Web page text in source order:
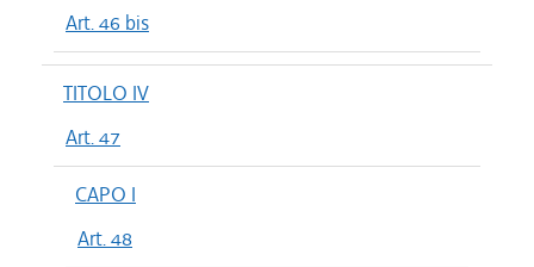
Art. 46 bis
TITOLO IV
Art. 47
CAPO I
Art. 48